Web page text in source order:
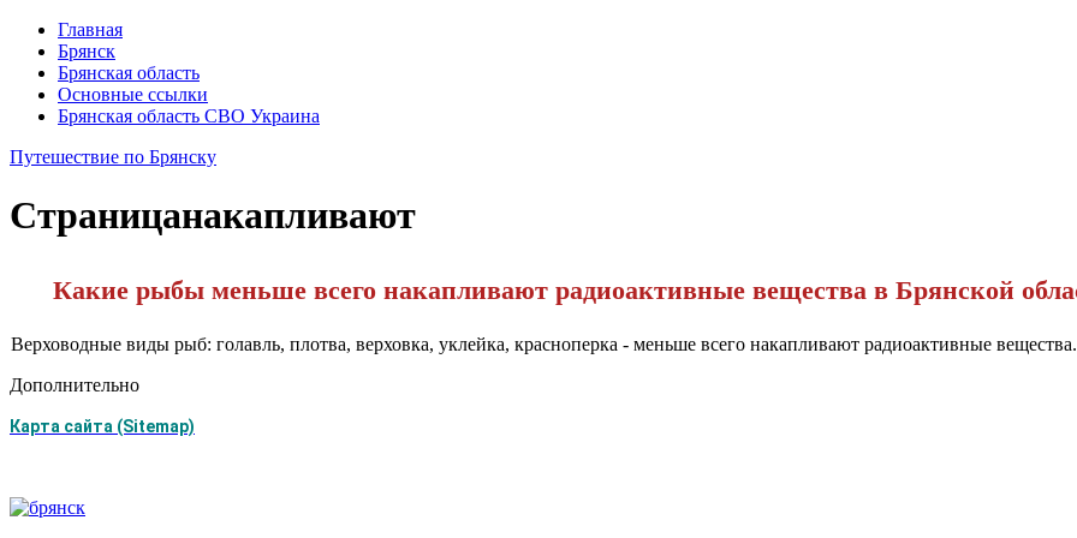
Главная
Брянск
Брянская область
Основные ссылки
Брянская область СВО Украина
Путешествие по Брянску
Страницанакапливают
Какие рыбы меньше всего накапливают радиоак­тивные вещества в Брянской
Верховодные виды рыб: голавль, плотва, верховка, уклейка, крас­ноперка - меньше всего накапливают радиоактивные вещества.
Дополнительно
Карта сайта (Sitemap)